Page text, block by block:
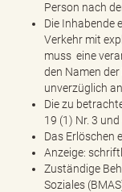
Person nach
Die Inhabende
Verkehr mit
muss eine
den Namen
unverzüglich
Die zu
19 (1) Nr. 3
Das Erlöschen
Anzeige:
Zuständige
Soziales